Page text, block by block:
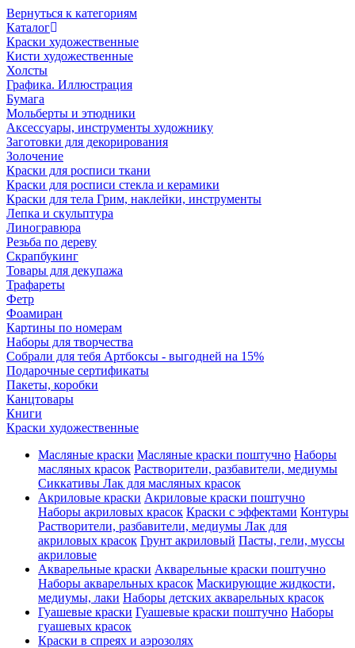
Вернуться к категориям
Каталог
Краски художественные
Кисти художественные
Холсты
Графика. Иллюстрация
Бумага
Мольберты и этюдники
Аксессуары, инструменты художнику
Заготовки для декорирования
Золочение
Краски для росписи ткани
Краски для росписи стекла и керамики
Краски для тела Грим, наклейки, инструменты
Лепка и скульптура
Линогравюра
Резьба по дереву
Скрапбукинг
Товары для декупажа
Трафареты
Фетр
Фоамиран
Картины по номерам
Наборы для творчества
Собрали для тебя Артбоксы - выгодней на 15%
Подарочные сертификаты
Пакеты, коробки
Канцтовары
Книги
Краски художественные
Масляные краски Масляные краски поштучно Наборы
масляных красок Растворители, разбавители, медиумы
Сиккативы Лак для масляных красок
Акриловые краски Акриловые краски поштучно
Наборы акриловых красок Краски с эффектами Контуры
Растворители, разбавители, медиумы Лак для
акриловых красок Грунт акриловый Пасты, гели, муссы
акриловые
Акварельные краски Акварельные краски поштучно
Наборы акварельных красок Маскирующие жидкости,
медиумы, лаки Наборы детских акварельных красок
Гуашевые краски Гуашевые краски поштучно Наборы
гуашевых красок
Краски в спреях и аэрозолях